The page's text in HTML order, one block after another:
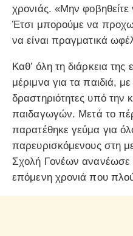
χρονιάς. «Μην
Έτσι μπορούμε να
να είναι πραγματικά
Καθ’ όλη τη διάρκεια
μέριμνα για τα παιδιά, με
δραστηριότητες υπό την
παιδαγωγών. Μετά το
παρατέθηκε γεύμα για
παρευρισκόμενους στη
Σχολή Γονέων ανανέωσε
επόμενη χρονιά που